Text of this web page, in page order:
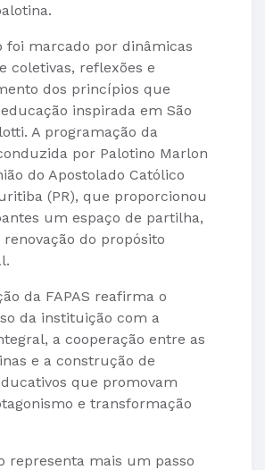
foi marcado por dinâmicas
coletivas, reflexões e
dos princípios que
inspirada em São
A programação da
por Palotino Marlon
do Apostolado Católico
(PR), que proporcionou
um espaço de partilha,
do propósito
da FAPAS reafirma o
da instituição com a
a cooperação entre as
e a construção de
que promovam
e transformação
representa mais um passo